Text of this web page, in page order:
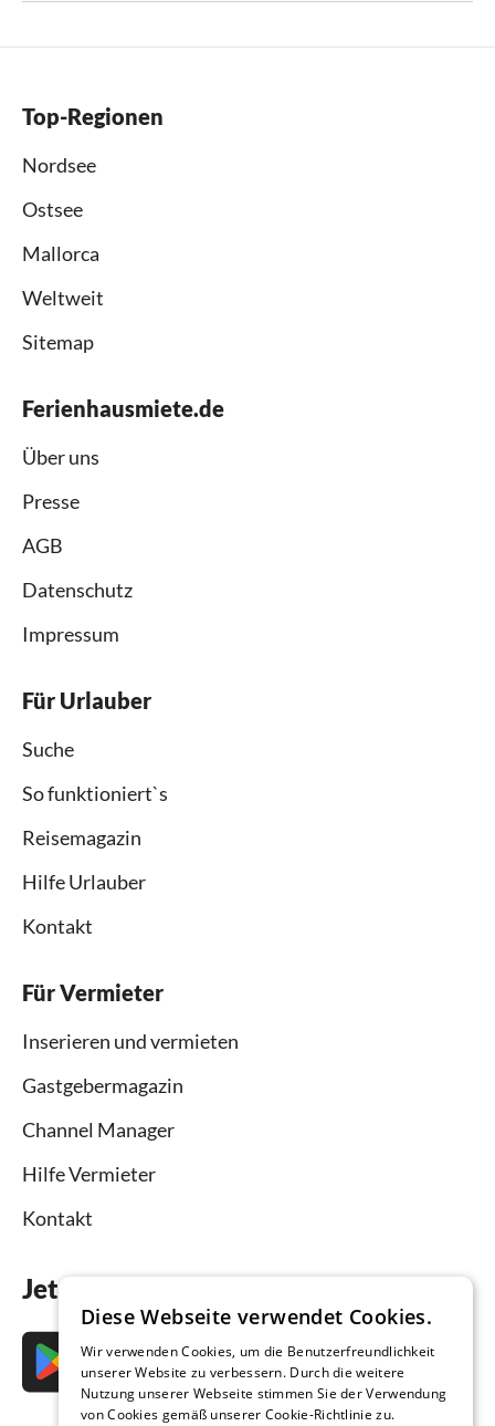
Top-Regionen
Nordsee
Ostsee
Mallorca
Weltweit
Sitemap
Ferienhausmiete.de
Über uns
Presse
AGB
Datenschutz
Impressum
Für Urlauber
Suche
So funktioniert`s
Reisemagazin
Hilfe Urlauber
Kontakt
Für Vermieter
Inserieren und vermieten
Gastgebermagazin
Channel Manager
Hilfe Vermieter
Kontakt
Jetzt die App downloaden
Diese Webseite verwendet Cookies.
Wir verwenden Cookies, um die Benutzerfreundlichkeit
unserer Website zu verbessern. Durch die weitere
Nutzung unserer Webseite stimmen Sie der Verwendung
von Cookies gemäß unserer Cookie-Richtlinie zu.